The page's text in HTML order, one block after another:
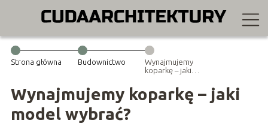
Strona główna Budownictwo
Wynajmujemy
koparkę – jaki
Wynajmujemy koparkę – jaki
model wybrać?